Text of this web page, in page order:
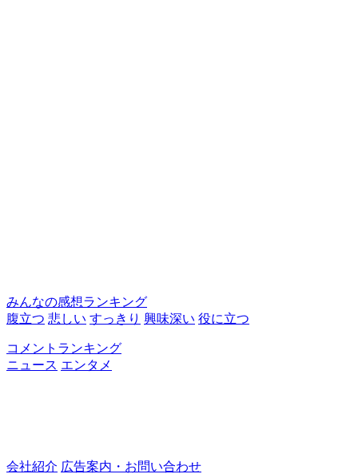
みんなの感想ランキング
腹立つ 悲しい すっきり 興味深い 役に立つ
コメントランキング
ニュース エンタメ
会社紹介 広告案内・お問い合わせ